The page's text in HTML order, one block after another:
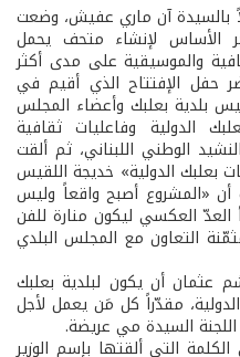
بالسيدة آن ماري عفيش، وضعت
الأساس لإنشاء متحف يحمل
والموسيقية على مدى أكثر
الإفتتاح الذي أقيم في
بلدية بعلبك وأعضاء المجلس
الدولية وفاعليات ثقافية
الوطني اللبناني، ثم ألقت
الدولية» خديجة اللقيس
أن «المشروع أصبح واقعاً وليس
العدّ العكسي ليكون منارة للفن
التعاون مع المجلس البلدي
عثمان أن يكون لبلدية بعلبك
مقدّراً كل مَن يعمل لأجل
السيدة مي عريضة.
التي ألقتها بإسم الوزير